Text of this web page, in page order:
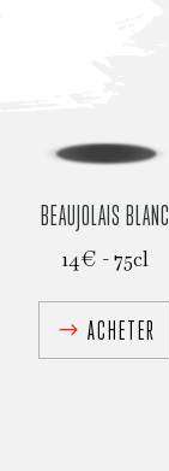
BEAUJOLAIS BLANC
14€ - 75cl
ACHETER